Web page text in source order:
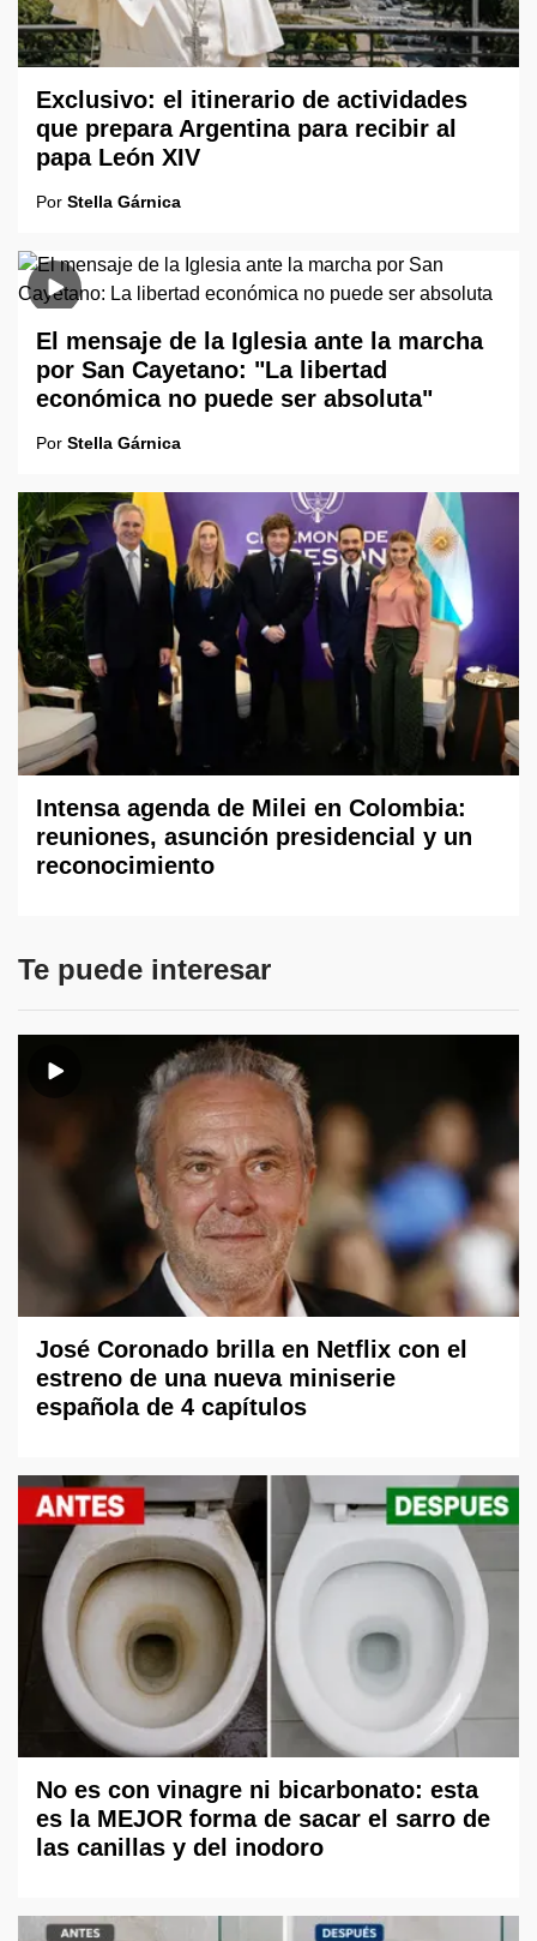
Exclusivo: el itinerario de actividades
que prepara Argentina para recibir al
papa León XIV
Por Stella Gárnica
El mensaje de la Iglesia ante la marcha
por San Cayetano: "La libertad
económica no puede ser absoluta"
Por Stella Gárnica
Intensa agenda de Milei en Colombia:
reuniones, asunción presidencial y un
reconocimiento
Te puede interesar
José Coronado brilla en Netflix con el
estreno de una nueva miniserie
española de 4 capítulos
No es con vinagre ni bicarbonato: esta
es la MEJOR forma de sacar el sarro de
las canillas y del inodoro